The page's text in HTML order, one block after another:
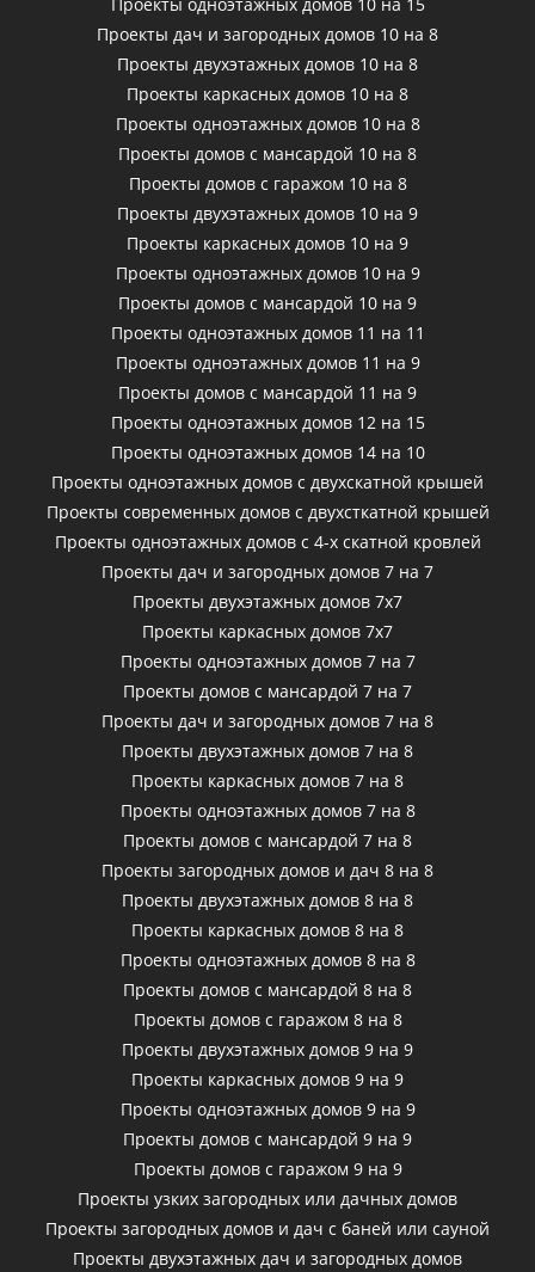
Проекты одноэтажных домов 10 на 15
Проекты дач и загородных домов 10 на 8
Проекты двухэтажных домов 10 на 8
Проекты каркасных домов 10 на 8
Проекты одноэтажных домов 10 на 8
Проекты домов с мансардой 10 на 8
Проекты домов с гаражом 10 на 8
Проекты двухэтажных домов 10 на 9
Проекты каркасных домов 10 на 9
Проекты одноэтажных домов 10 на 9
Проекты домов с мансардой 10 на 9
Проекты одноэтажных домов 11 на 11
Проекты одноэтажных домов 11 на 9
Проекты домов с мансардой 11 на 9
Проекты одноэтажных домов 12 на 15
Проекты одноэтажных домов 14 на 10
Проекты одноэтажных домов с двухскатной крышей
Проекты современных домов с двухсткатной крышей
Проекты одноэтажных домов с 4-х скатной кровлей
Проекты дач и загородных домов 7 на 7
Проекты двухэтажных домов 7х7
Проекты каркасных домов 7х7
Проекты одноэтажных домов 7 на 7
Проекты домов с мансардой 7 на 7
Проекты дач и загородных домов 7 на 8
Проекты двухэтажных домов 7 на 8
Проекты каркасных домов 7 на 8
Проекты одноэтажных домов 7 на 8
Проекты домов с мансардой 7 на 8
Проекты загородных домов и дач 8 на 8
Проекты двухэтажных домов 8 на 8
Проекты каркасных домов 8 на 8
Проекты одноэтажных домов 8 на 8
Проекты домов с мансардой 8 на 8
Проекты домов с гаражом 8 на 8
Проекты двухэтажных домов 9 на 9
Проекты каркасных домов 9 на 9
Проекты одноэтажных домов 9 на 9
Проекты домов с мансардой 9 на 9
Проекты домов с гаражом 9 на 9
Проекты узких загородных или дачных домов
Проекты загородных домов и дач с баней или сауной
Проекты двухэтажных дач и загородных домов